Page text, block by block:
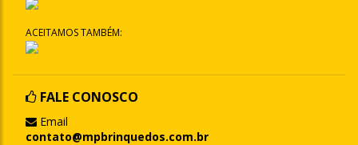
ACEITAMOS TAMBÉM:
FALE CONOSCO
Email
contato@mpbrinquedos.com.br